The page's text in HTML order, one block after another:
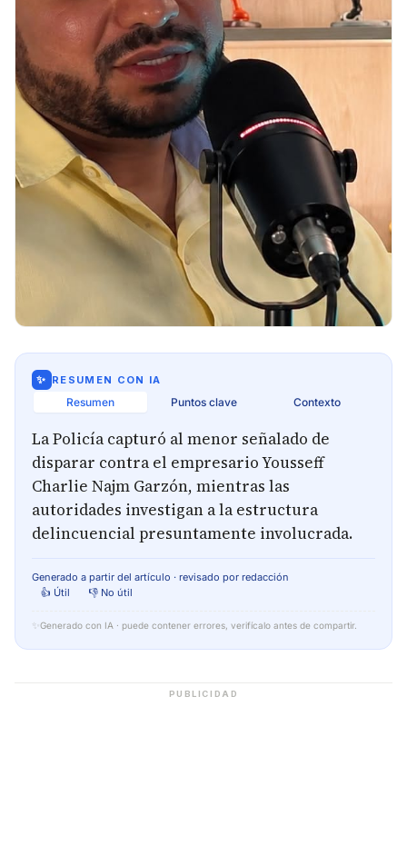
✨ RESUMEN CON IA
Resumen Puntos clave Contexto
La Policía capturó al menor señalado de
disparar contra el empresario Yousseff
Charlie Najm Garzón, mientras las
autoridades investigan a la estructura
delincuencial presuntamente involucrada.
Generado a partir del artículo · revisado por redacción
👍 Útil
👎 No útil
✨ Generado con IA · puede contener errores, verifícalo antes de compartir.
PUBLICIDAD